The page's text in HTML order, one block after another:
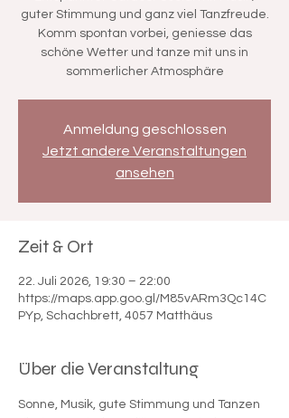
guter Stimmung und ganz viel Tanzfreude.
Komm spontan vorbei, geniesse das
schöne Wetter und tanze mit uns in
sommerlicher Atmosphäre
Anmeldung geschlossen
Jetzt andere Veranstaltungen
ansehen
Zeit & Ort
22. Juli 2026, 19:30 – 22:00
https://maps.app.goo.gl/M85vARm3Qc14C
PYp, Schachbrett, 4057 Matthäus
Über die Veranstaltung
Sonne, Musik, gute Stimmung und Tanzen